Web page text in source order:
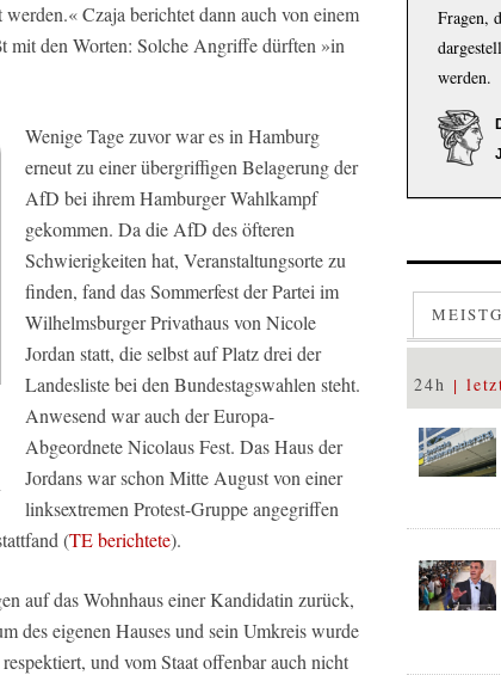
Czaja berichtet dann auch von einem
mit den Worten: Solche Angriffe dürften »in
Wenige Tage zuvor war es in Hamburg
erneut zu einer übergriffigen Belagerung der
AfD bei ihrem Hamburger Wahlkampf
gekommen. Da die AfD des öfteren
Schwierigkeiten hat, Veranstaltungsorte zu
finden, fand das Sommerfest der Partei im
Wilhelmsburger Privathaus von Nicole
Jordan statt, die selbst auf Platz drei der
Landesliste bei den Bundestagswahlen steht.
Anwesend war auch der Europa-
Abgeordnete Nicolaus Fest. Das Haus der
Jordans war schon Mitte August von einer
linksextremen Protest-Gruppe angegriffen
(TE berichtete).
auf das Wohnhaus einer Kandidatin zurück,
des eigenen Hauses und sein Umkreis wurde
und vom Staat offenbar auch nicht
Fragen,
werden.
24h